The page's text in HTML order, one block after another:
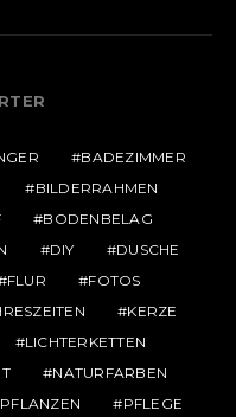
BADEZIMMER
BILDERRAHMEN
BODENBELAG
DIY
DUSCHE
FLUR
FOTOS
KERZE
LICHTERKETTEN
NATURFARBEN
PFLANZEN PFLEGE